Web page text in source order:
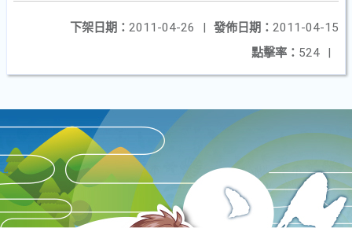
發佈日期： 2011-04-15
下架日期： 2011-04-26
|
點擊率： 524 |